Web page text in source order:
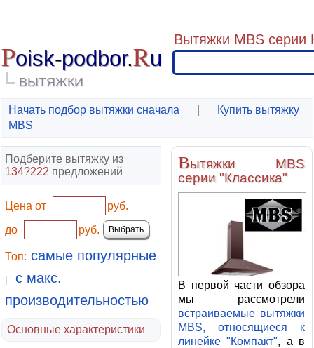
Poisk-podbor.Ru
ВЫТЯЖКИ
Вытяжки MBS серии
Начать подбор вытяжки сначала
Купить вытяжку
MBS
Подберите вытяжку из
134?222 предложений
Цена от
руб.
до
руб.
Топ: самые популярные
|
с макс.
производительностью
Основные характеристики
Вытяжки MBS
серии "Классика"
В первой части обзора
мы рассмотрели
встраиваемые вытяжки
MBS, относящиеся к
линейке "Компакт", а в